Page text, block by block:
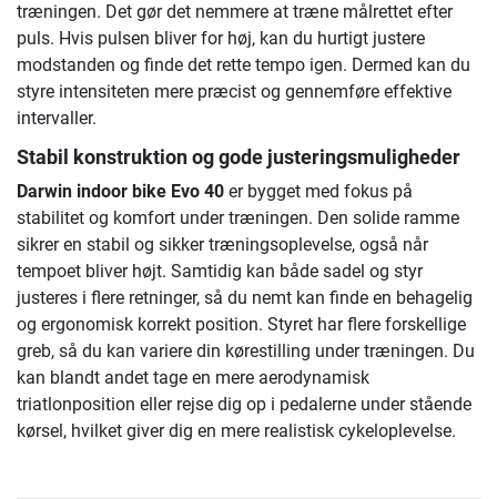
træningen. Det gør det nemmere at træne målrettet efter
puls. Hvis pulsen bliver for høj, kan du hurtigt justere
modstanden og finde det rette tempo igen. Dermed kan du
styre intensiteten mere præcist og gennemføre effektive
intervaller.
Stabil konstruktion og gode justeringsmuligheder
Darwin indoor bike Evo 40 er bygget med fokus på
stabilitet og komfort under træningen. Den solide ramme
sikrer en stabil og sikker træningsoplevelse, også når
tempoet bliver højt. Samtidig kan både sadel og styr
justeres i flere retninger, så du nemt kan finde en behagelig
og ergonomisk korrekt position. Styret har flere forskellige
greb, så du kan variere din kørestilling under træningen. Du
kan blandt andet tage en mere aerodynamisk
triatlonposition eller rejse dig op i pedalerne under stående
kørsel, hvilket giver dig en mere realistisk cykeloplevelse.